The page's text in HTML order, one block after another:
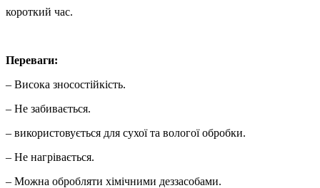
короткий час.
Переваги:
– Висока зносостійкість.
– Не забивається.
– використовується для сухої та вологої обробки.
– Не нагрівається.
– Можна обробляти хімічними деззасобами.